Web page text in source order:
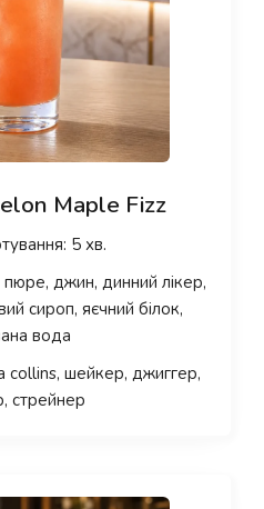
Maple Fizz
5 хв.
джин, динний лікер,
сироп, яєчний білок,
вода
collins, шейкер, джиггер,
стрейнер